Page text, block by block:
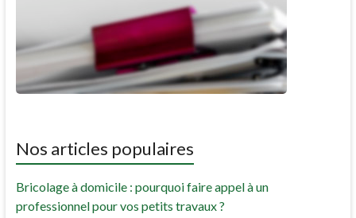
Nos articles populaires
Bricolage à domicile : pourquoi faire appel à un
professionnel pour vos petits travaux ?